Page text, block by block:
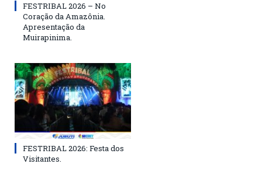
FESTRIBAL 2026 – No
Coração da Amazônia.
Apresentação da
Muirapinima.
FESTRIBAL 2026: Festa dos
Visitantes.